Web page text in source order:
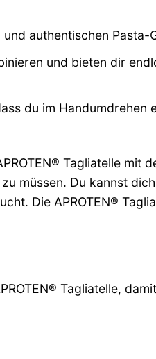
authentischen Pasta-
und bieten dir
du im Handumdrehen
Tagliatelle mit
müssen. Du kannst
Die APROTEN®
Tagliatelle,